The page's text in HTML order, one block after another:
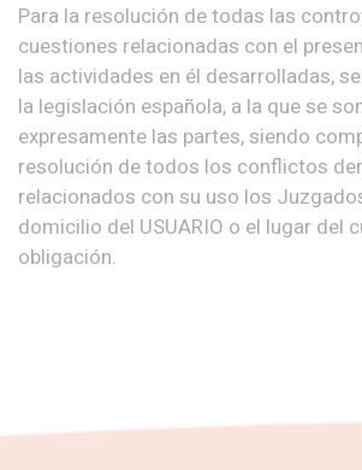
Para la resolución de todas las
cuestiones relacionadas con el
las actividades en él desarrolladas,
la legislación española, a la que se
expresamente las partes, siendo
resolución de todos los conflictos
relacionados con su uso los
domicilio del USUARIO o el lugar del
obligación.